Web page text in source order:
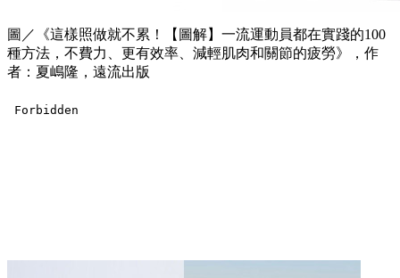
圖／《這樣照做就不累！【圖解】一流運動員都在實踐的100
種方法，不費力、更有效率、減輕肌肉和關節的疲勞》，作
者：夏嶋隆，遠流出版